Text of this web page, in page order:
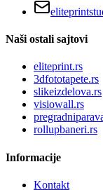
Naši ostali sajtovi
eliteprint.rs
3dfototapete.rs
slikeizdelova.rs
visiowall.rs
rollupbaneri.rs
Informacije
Kontakt